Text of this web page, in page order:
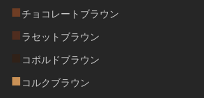
■チョコレートブラウン
■ラセットブラウン
コボルドブラウン
■ コルクブラウン